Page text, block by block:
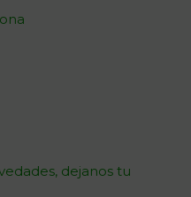
dejanos tu